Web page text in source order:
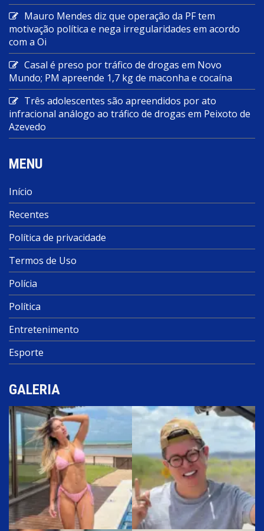
Mauro Mendes diz que operação da PF tem
motivação política e nega irregularidades em acordo
com a Oi
Casal é preso por tráfico de drogas em Novo
Mundo; PM apreende 1,7 kg de maconha e cocaína
Três adolescentes são apreendidos por ato
infracional análogo ao tráfico de drogas em Peixoto de
Azevedo
MENU
Início
Recentes
Política de privacidade
Termos de Uso
Polícia
Política
Entretenimento
Esporte
GALERIA